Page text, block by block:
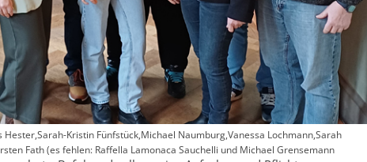
Kristin Fünfstück,Michael Naumburg,Vanessa Lochmann,Sarah
Fath (es fehlen: Raffella Lamonaca Sauchelli und Michael Grensemann